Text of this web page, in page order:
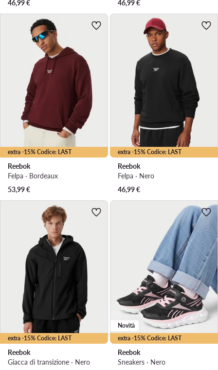
46,99€
46,99€
extra -15% Codice: LAST
Reebok
Felpa · Bordeaux
53,99€
extra -15% Codice: LAST
Reebok
Felpa · Nero
46,99€
extra -15% Codice: LAST
Reebok
Giacca di transizione · Nero
extra -15% Codice: LAST
Novità
Reebok
Sneakers · Nero